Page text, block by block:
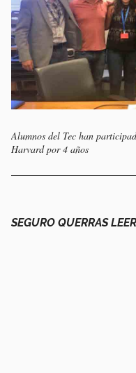
Alumnos del Tec han
Harvard por 4 años
SEGURO QUERRAS